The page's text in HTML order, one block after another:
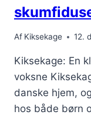
Af Kiksekage 12.
Kiksekage: En
voksne
danske hjem,
hos både børn